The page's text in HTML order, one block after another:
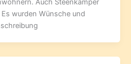
Auch Steenkamper
wurden Wünsche und